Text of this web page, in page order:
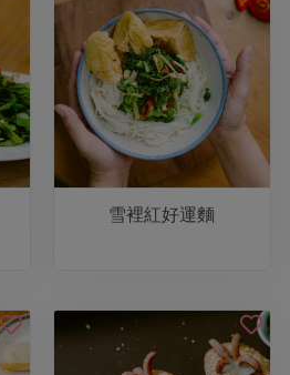
雪裡紅好運麵